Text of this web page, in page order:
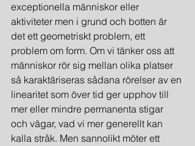
exceptionella människor eller
aktiviteter men i grund och botten är
det ett geometriskt problem, ett
problem om form. Om vi tänker oss att
människor rör sig mellan olika platser
så karaktäriseras sådana rörelser av en
linearitet som över tid ger upphov till
mer eller mindre permanenta stigar
och vägar, vad vi mer generellt kan
kalla stråk. Men sannolikt möter ett